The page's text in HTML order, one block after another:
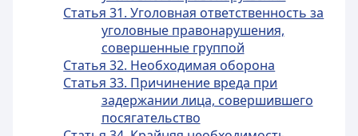
Статья 31. Уголовная ответственность за
уголовные правонарушения,
совершенные группой
Статья 32. Необходимая оборона
Статья 33. Причинение вреда при
задержании лица, совершившего
посягательство